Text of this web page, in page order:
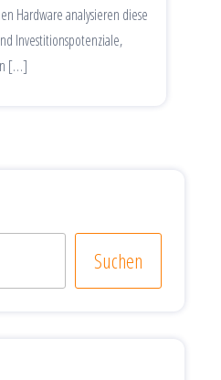
Hardware analysieren diese
Investitionspotenziale,
[…]
Suchen